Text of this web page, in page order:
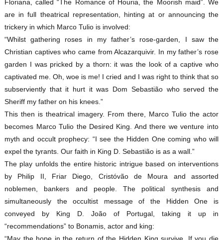
Floriana, called “The Romance of Houria, the Moorish maid”. We
are in full theatrical representation, hinting at or announcing the
trickery in which Marco Tulio is involved:
“Whilst gathering roses in my father’s rose-garden, I saw the
Christian captives who came from Alcazarquivir. In my father’s rose
garden I was pricked by a thorn: it was the look of a captive who
captivated me. Oh, woe is me! I cried and I was right to think that so
subserviently that it hurt it was Dom Sebastião who served the
Sheriff my father on his knees.”
This then is theatrical imagery. From there, Marco Tulio the actor
becomes Marco Tulio the Desired King. And there we venture into
myth and occult prophecy: “I see the Hidden One coming who will
expel the tyrants. Our faith in King D. Sebastião is as a wall.”
The play unfolds the entire historic intrigue based on interventions
by Philip II, Friar Diego, Cristóvão de Moura and assorted
noblemen, bankers and people. The political synthesis and
simultaneously the occultist message of the Hidden One is
conveyed by King D. João of Portugal, taking it up in
“recommendations” to Bonamis, actor and king: